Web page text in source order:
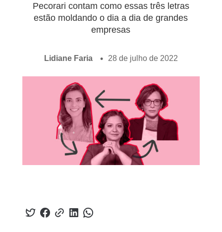
Pecorari contam como essas três letras
estão moldando o dia a dia de grandes
empresas
Lidiane Faria 28 de julho de 2022